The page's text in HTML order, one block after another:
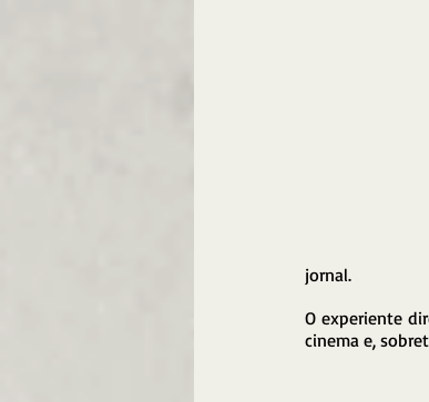
jornal.
O experiente
cinema e,